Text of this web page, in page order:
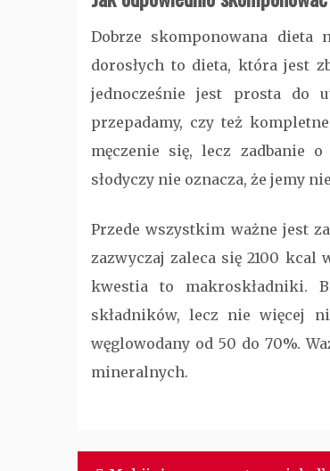
Dobrze skomponowana
dorosłych to dieta, która jest
jednocześnie jest prosta do
przepadamy, czy też
męczenie się, lecz zadbanie
słodyczy nie oznacza, że jemy
Przede wszystkim ważne jest
zazwyczaj zaleca się 2100 kcal
kwestia to makroskładniki.
składników, lecz nie więcej
węglowodany od 50 do 70%.
mineralnych.